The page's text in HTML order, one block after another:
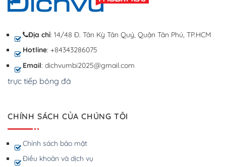
Địa chỉ: 14/48 Đ. Tân Kỳ Tân Quý, Quận Tân Phú, TP.HCM
Hotline: +84343286075
Email: dichvumbi2025@gmail.com
trực tiếp bóng đá
CHÍNH SÁCH CỦA CHÚNG TÔI
Chính sách bảo mật
Điều khoản và dịch vụ